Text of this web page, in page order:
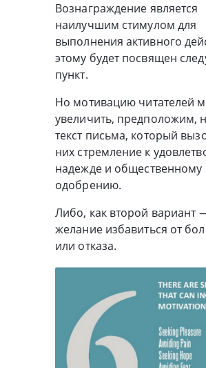
Вознаграждение является
наилучшим стимулом для
выполнения активного
этому будет посвящен
пункт.
Но мотивацию читателей
увеличить, предположим,
текст письма, который
них стремление к
надежде и общественному
одобрению.
Либо, как второй вариант
желание избавиться от
или отказа.